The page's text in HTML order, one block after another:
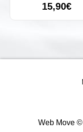
15,90€
Web Move